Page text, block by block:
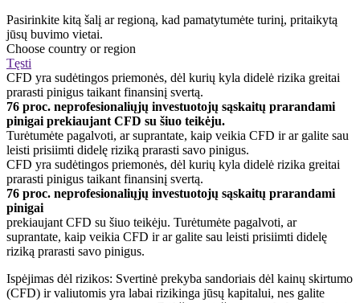
Pasirinkite kitą šalį ar regioną, kad pamatytumėte turinį, pritaikytą
jūsų buvimo vietai.
Choose country or region
Tęsti
CFD yra sudėtingos priemonės, dėl kurių kyla didelė rizika greitai
prarasti pinigus taikant finansinį svertą.
76 proc. neprofesionaliųjų investuotojų sąskaitų prarandami
pinigai prekiaujant CFD su šiuo teikėju.
Turėtumėte pagalvoti, ar suprantate, kaip veikia CFD ir ar galite sau
leisti prisiimti didelę riziką prarasti savo pinigus.
CFD yra sudėtingos priemonės, dėl kurių kyla didelė rizika greitai
prarasti pinigus taikant finansinį svertą.
76 proc. neprofesionaliųjų investuotojų sąskaitų prarandami
pinigai
prekiaujant CFD su šiuo teikėju. Turėtumėte pagalvoti, ar
suprantate, kaip veikia CFD ir ar galite sau leisti prisiimti didelę
riziką prarasti savo pinigus.
Ispėjimas dėl rizikos: Svertinė prekyba sandoriais dėl kainų skirtumo
(CFD) ir valiutomis yra labai rizikinga jūsų kapitalui, nes galite